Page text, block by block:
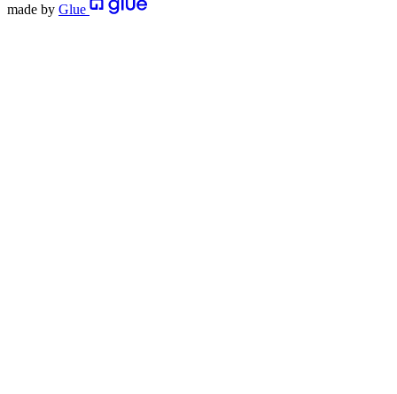
made by Glue